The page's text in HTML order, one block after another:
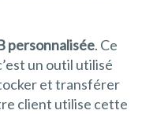
personnalisée. Ce
un outil utilisé
et transférer
client utilise cette